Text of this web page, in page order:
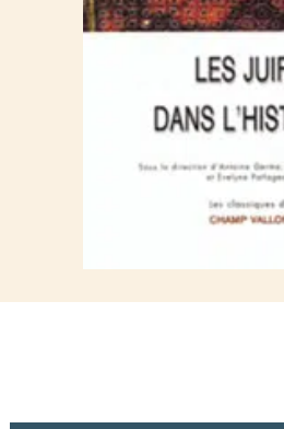
de la Bible, mais aussi chercheurs
usuel, n’épuise pas toutes les
fois peuple, communauté,
n’a cessé de se transformer
sociétés où il a vécu. Du corpus
peuple, de la situation des Juifs
moderne, en passant par